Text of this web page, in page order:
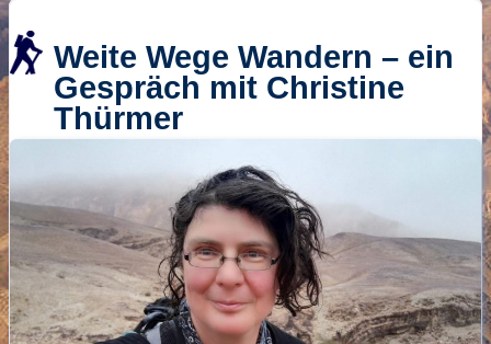
Weite Wege Wandern – ein
Gespräch mit Christine
Thürmer